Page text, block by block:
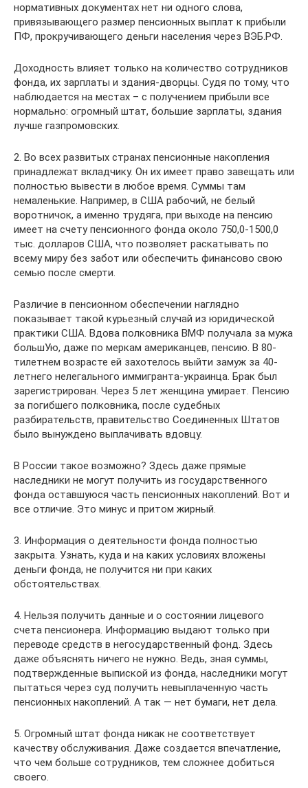
нормативных документах нет ни одного слова,
привязывающего размер пенсионных выплат к прибыли
ПФ, прокручивающего деньги населения через ВЭБ.РФ.
Доходность влияет только на количество сотрудников
фонда, их зарплаты и здания-дворцы. Судя по тому, что
наблюдается на местах – с получением прибыли все
нормально: огромный штат, большие зарплаты, здания
лучше газпромовских.
2. Во всех развитых странах пенсионные накопления
принадлежат вкладчику. Он их имеет право завещать или
полностью вывести в любое время. Суммы там
немаленькие. Например, в США рабочий, не белый
воротничок, а именно трудяга, при выходе на пенсию
имеет на счету пенсионного фонда около 750,0-1500,0
тыс. долларов США, что позволяет раскатывать по
всему миру без забот или обеспечить финансово свою
семью после смерти.
Различие в пенсионном обеспечении наглядно
показывает такой курьезный случай из юридической
практики США. Вдова полковника ВМФ получала за мужа
большУю, даже по меркам американцев, пенсию. В 80-
тилетнем возрасте ей захотелось выйти замуж за 40-
летнего нелегального иммигранта-украинца. Брак был
зарегистрирован. Через 5 лет женщина умирает. Пенсию
за погибшего полковника, после судебных
разбирательств, правительство Соединенных Штатов
было вынуждено выплачивать вдовцу.
В России такое возможно? Здесь даже прямые
наследники не могут получить из государственного
фонда оставшуюся часть пенсионных накоплений. Вот и
все отличие. Это минус и притом жирный.
3. Информация о деятельности фонда полностью
закрыта. Узнать, куда и на каких условиях вложены
деньги фонда, не получится ни при каких
обстоятельствах.
4. Нельзя получить данные и о состоянии лицевого
счета пенсионера. Информацию выдают только при
переводе средств в негосударственный фонд. Здесь
даже объяснять ничего не нужно. Ведь, зная суммы,
подтвержденные выпиской из фонда, наследники могут
пытаться через суд получить невыплаченную часть
пенсионных накоплений. А так — нет бумаги, нет дела.
5. Огромный штат фонда никак не соответствует
качеству обслуживания. Даже создается впечатление,
что чем больше сотрудников, тем сложнее добиться
своего.